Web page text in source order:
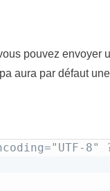
pouvez envoyer
aura par défaut
8"